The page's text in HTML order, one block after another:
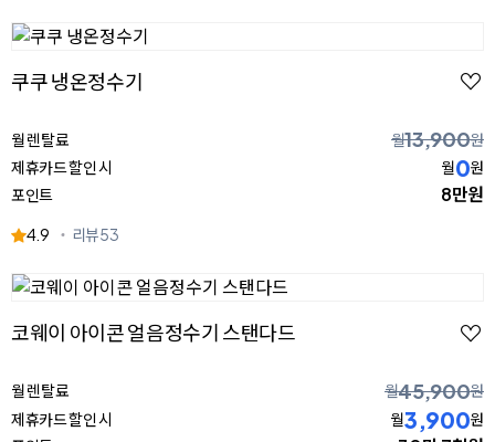
쿠쿠 냉온정수기
월 렌탈료 월13,900원
제휴카드 할인 시
월0원
포인트
8만원
4.9 리뷰53
코웨이 아이콘 얼음정수기 스탠다드
월 렌탈료 월45,900원
제휴카드 할인 시
월3,900원